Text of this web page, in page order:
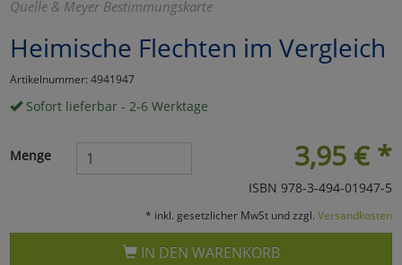
Quelle & Meyer Bestimmungskarte
Heimische Flechten im Vergleich
Artikelnummer: 4941947
Sofort lieferbar - 2-6 Werktage
3,95 € *
Menge
ISBN 978-3-494-01947-5
* inkl. gesetzlicher MwSt und zzgl. Versandkosten
IN DEN WARENKORB
Umfragetools
Cookies
Einstellungen speichern
zurückzu Haupptseite